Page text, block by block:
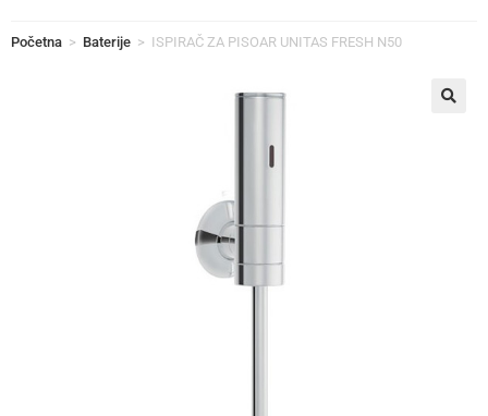
Početna > Baterije > ISPIRAČ ZA PISOAR UNITAS FRESH N50